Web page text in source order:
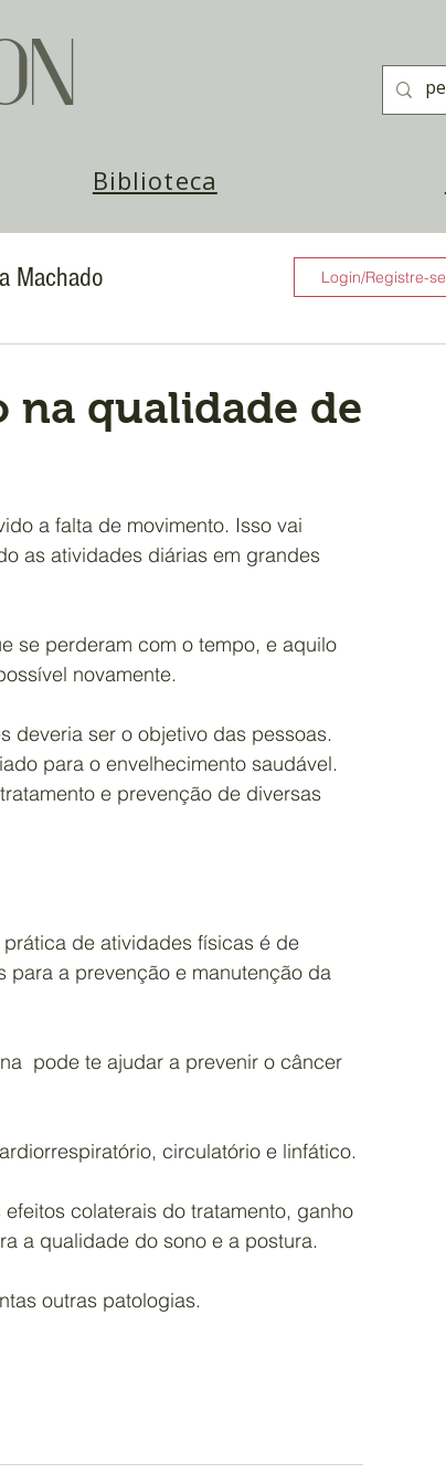
Biblioteca
Machado
Santos Barbosa
Cilla Ferreira
Login/Registre-se
na qualidade de
a falta de movimento. Isso vai
as atividades diárias em grandes
se perderam com o tempo, e aquilo
novamente.
deveria ser o objetivo das pessoas.
para o envelhecimento saudável.
e prevenção de diversas
de atividades físicas é de
para a prevenção e manutenção da
pode te ajudar a prevenir o câncer
circulatório e linfático.
colaterais do tratamento, ganho
a qualidade do sono e a postura.
outras patologias.